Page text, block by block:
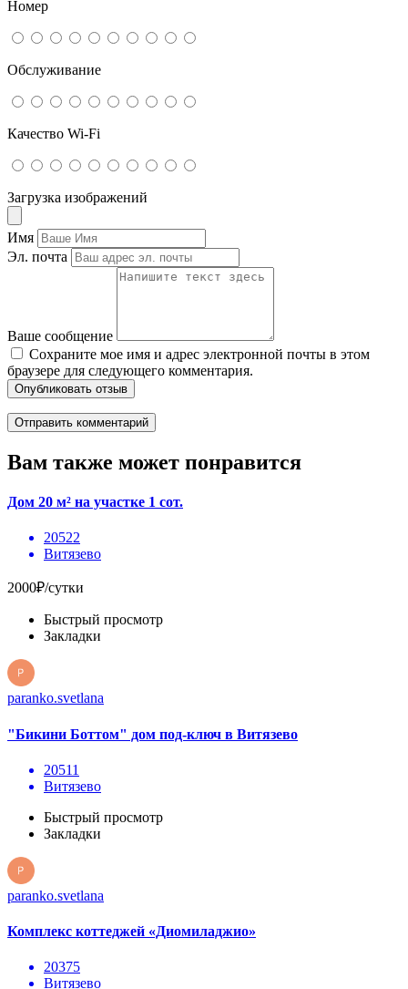
Номер
Обслуживание
Качество Wi-Fi
Загрузка изображений
Имя
Эл. почта
Ваше сообщение
Сохраните мое имя и адрес электронной почты в этом
браузере для следующего комментария.
Опубликовать отзыв
Вам также может понравится
Дом 20 м² на участке 1 сот.
20522
Витязево
2000₽/сутки
Быстрый просмотр
Закладки
paranko.svetlana
"Бикини Боттом" дом под-ключ в Витязево
20511
Витязево
Быстрый просмотр
Закладки
paranko.svetlana
Комплекс коттеджей «Диомиладжио»
20375
Витязево